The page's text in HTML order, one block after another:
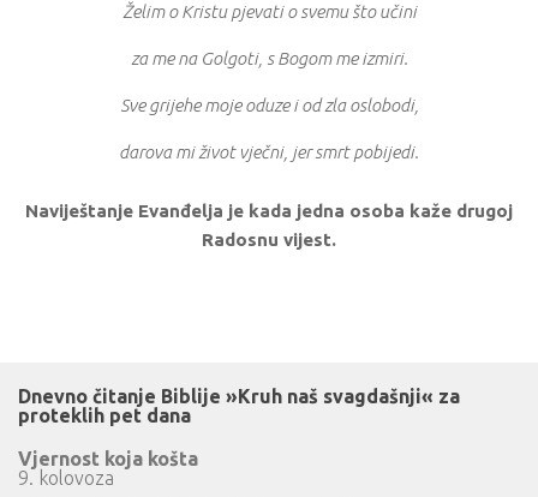
Želim o Kristu pjevati o svemu što učini
za me na Golgoti, s Bogom me izmiri.
Sve grijehe moje oduze i od zla oslobodi,
darova mi život vječni, jer smrt pobijedi.
Naviještanje Evanđelja je kada jedna osoba kaže drugoj
Radosnu vijest.
Dnevno čitanje Biblije »Kruh naš svagdašnji« za
proteklih pet dana
Vjernost koja košta
9. kolovoza